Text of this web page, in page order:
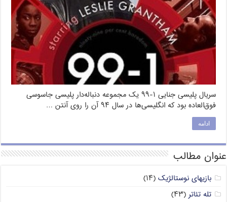
سریال پلیسی جنایی ۱-۹۹ یک مجموعه دنباله‌دار پلیسی جاسوسی
فوق‌العاده بود که انگلیسی‌ها در سال ۹۴ آن را روی آنتن …
ادامه
عنوان مطالب
بازیهای نوستالژیک (۱۴)
تله تئاتر(۴۳)